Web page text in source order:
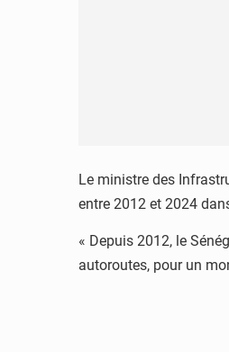
Le ministre des
entre 2012 et 2024
« Depuis 2012, le
autoroutes, pour un